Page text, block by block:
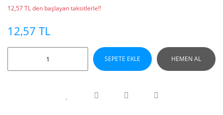
12,57 TL den başlayan taksitlerle!!
12,57 TL
SEPETE EKLE HEMEN AL